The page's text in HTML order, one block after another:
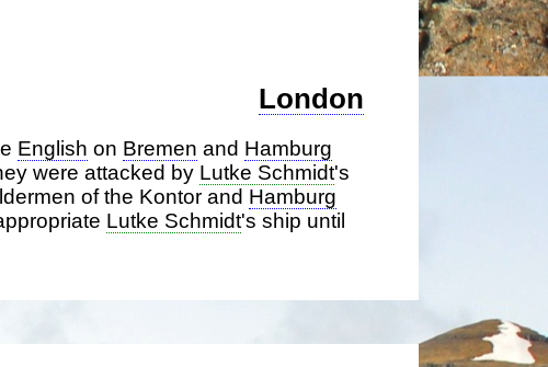
London
English on Bremen and Hamburg
were attacked by Lutke Schmidt's
of the Kontor and Hamburg
Lutke Schmidt's ship until